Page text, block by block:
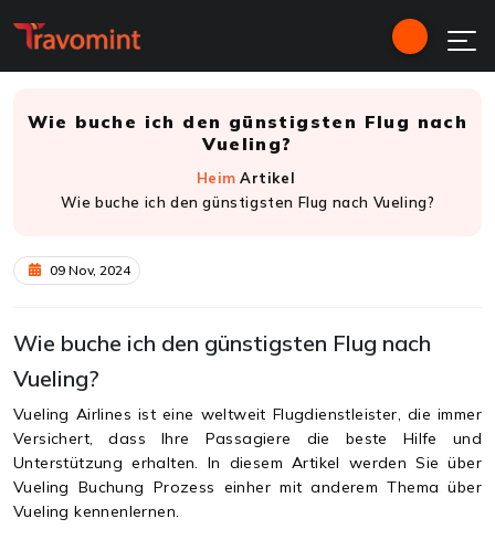
Wie buche ich den günstigsten Flug nach
Vueling?
Heim Artikel
Wie buche ich den günstigsten Flug nach Vueling?
09 Nov, 2024
Wie buche ich den günstigsten Flug nach
Vueling?
Vueling Airlines ist eine weltweit Flugdienstleister, die immer
Versichert, dass Ihre Passagiere die beste Hilfe und
Unterstützung erhalten. In diesem Artikel werden Sie über
Vueling Buchung Prozess einher mit anderem Thema über
Vueling kennenlernen.